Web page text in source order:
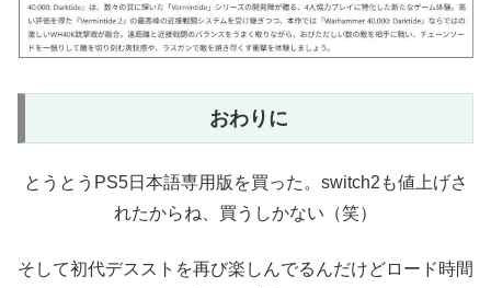
おわりに
とうとうPS5日本語専用版を買った。switch2も値上げさ
れたからね、買うしかない（笑）
そして初代デスストを再び楽しんでるんだけどロード時間